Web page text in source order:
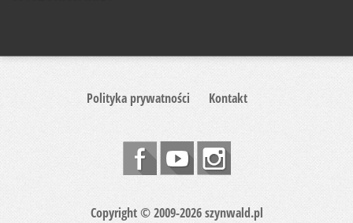
Polityka prywatności Kontakt
Copyright © 2009-2026 szynwald.pl